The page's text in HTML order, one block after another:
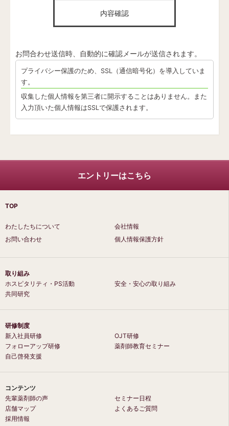
お問合わせ送信時、自動的に確認メールが送信されます。
プライバシー保護のため、SSL（通信暗号化）を導入していま
す。
収集した個人情報を第三者に開示することはありません。また
入力頂いた個人情報はSSLで保護されます。
エントリーはこちら
TOP
わたしたちについて
会社情報
お問い合わせ
個人情報保護方針
取り組み
ホスピタリティ・PS活動
安全・安心の取り組み
共同研究
研修制度
新入社員研修
OJT研修
フォローアップ研修
薬剤師教育セミナー
自己啓発支援
コンテンツ
先輩薬剤師の声
セミナー日程
店舗マップ
よくあるご質問
採用情報